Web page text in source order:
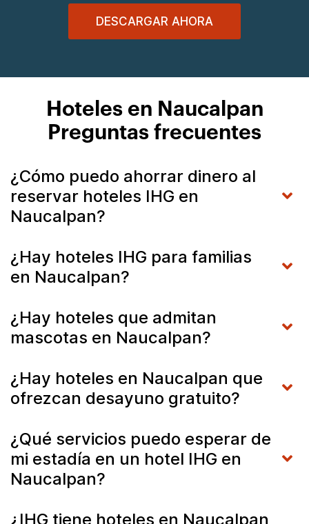
DESCARGAR AHORA
Hoteles en Naucalpan
Preguntas frecuentes
¿Cómo puedo ahorrar dinero al
reservar hoteles IHG en
Naucalpan?
¿Hay hoteles IHG para familias
en Naucalpan?
¿Hay hoteles que admitan
mascotas en Naucalpan?
¿Hay hoteles en Naucalpan que
ofrezcan desayuno gratuito?
¿Qué servicios puedo esperar de
mi estadía en un hotel IHG en
Naucalpan?
¿IHG tiene hoteles en Naucalpan